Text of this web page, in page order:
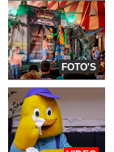
FOTO'S